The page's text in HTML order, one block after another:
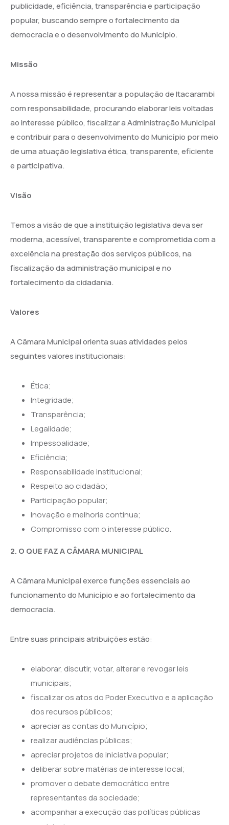
publicidade, eficiência, transparência e participação
popular, buscando sempre o fortalecimento da
democracia e o desenvolvimento do Município.
Missão
A nossa missão é representar a população de Itacarambi
com responsabilidade, procurando elaborar leis voltadas
ao interesse público, fiscalizar a Administração Municipal
e contribuir para o desenvolvimento do Município por meio
de uma atuação legislativa ética, transparente, eficiente
e participativa.
Visão
Temos a visão de que a instituição legislativa deva ser
moderna, acessível, transparente e comprometida com a
excelência na prestação dos serviços públicos, na
fiscalização da administração municipal e no
fortalecimento da cidadania.
Valores
A Câmara Municipal orienta suas atividades pelos
seguintes valores institucionais:
Ética;
Integridade;
Transparência;
Legalidade;
Impessoalidade;
Eficiência;
Responsabilidade institucional;
Respeito ao cidadão;
Participação popular;
Inovação e melhoria contínua;
Compromisso com o interesse público.
2. O QUE FAZ A CÂMARA MUNICIPAL
A Câmara Municipal exerce funções essenciais ao
funcionamento do Município e ao fortalecimento da
democracia.
Entre suas principais atribuições estão:
elaborar, discutir, votar, alterar e revogar leis
municipais;
fiscalizar os atos do Poder Executivo e a aplicação
dos recursos públicos;
apreciar as contas do Município;
realizar audiências públicas;
apreciar projetos de iniciativa popular;
deliberar sobre matérias de interesse local;
promover o debate democrático entre
representantes da sociedade;
acompanhar a execução das políticas públicas